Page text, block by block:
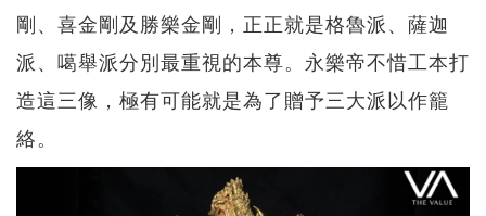
剛、喜金剛及勝樂金剛，正正就是格魯派、薩迦
派、噶舉派分別最重視的本尊。永樂帝不惜工本打
造這三像，極有可能就是為了贈予三大派以作籠
絡。